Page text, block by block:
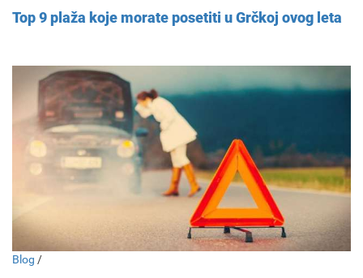
Top 9 plaža koje morate posetiti u Grčkoj ovog leta
Blog /